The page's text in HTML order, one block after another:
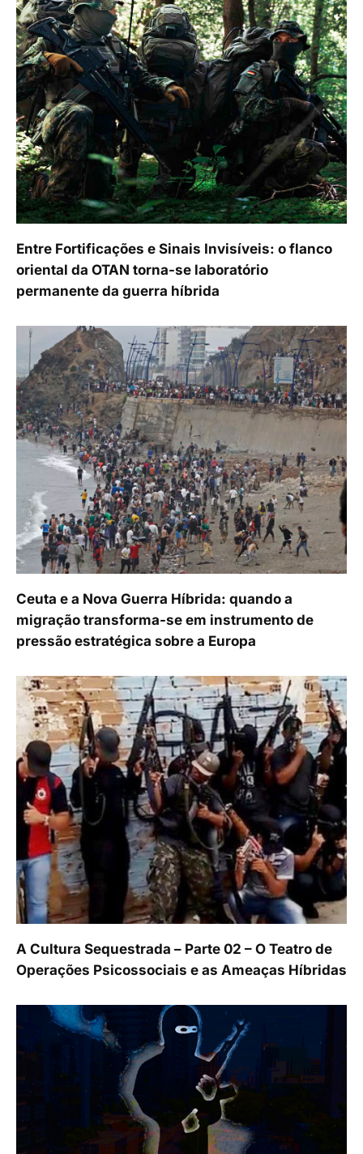
Entre Fortificações e Sinais Invisíveis: o flanco
oriental da OTAN torna-se laboratório
permanente da guerra híbrida
Ceuta e a Nova Guerra Híbrida: quando a
migração transforma-se em instrumento de
pressão estratégica sobre a Europa
A Cultura Sequestrada – Parte 02 – O Teatro de
Operações Psicossociais e as Ameaças Híbridas